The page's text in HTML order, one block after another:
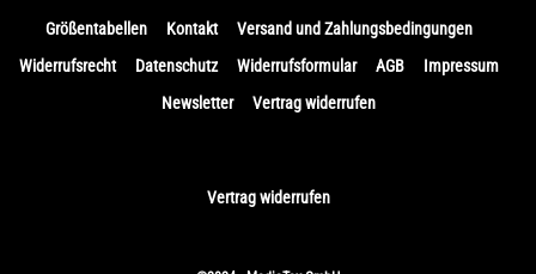
Größentabellen Kontakt
Versand und Zahlungsbedingungen
Widerrufsrecht
Datenschutz Widerrufsformular AGB
Impressum
Newsletter
Vertrag widerrufen
Vertrag widerrufen